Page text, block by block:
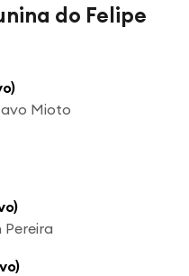
do Felipe
Mioto
Pereira